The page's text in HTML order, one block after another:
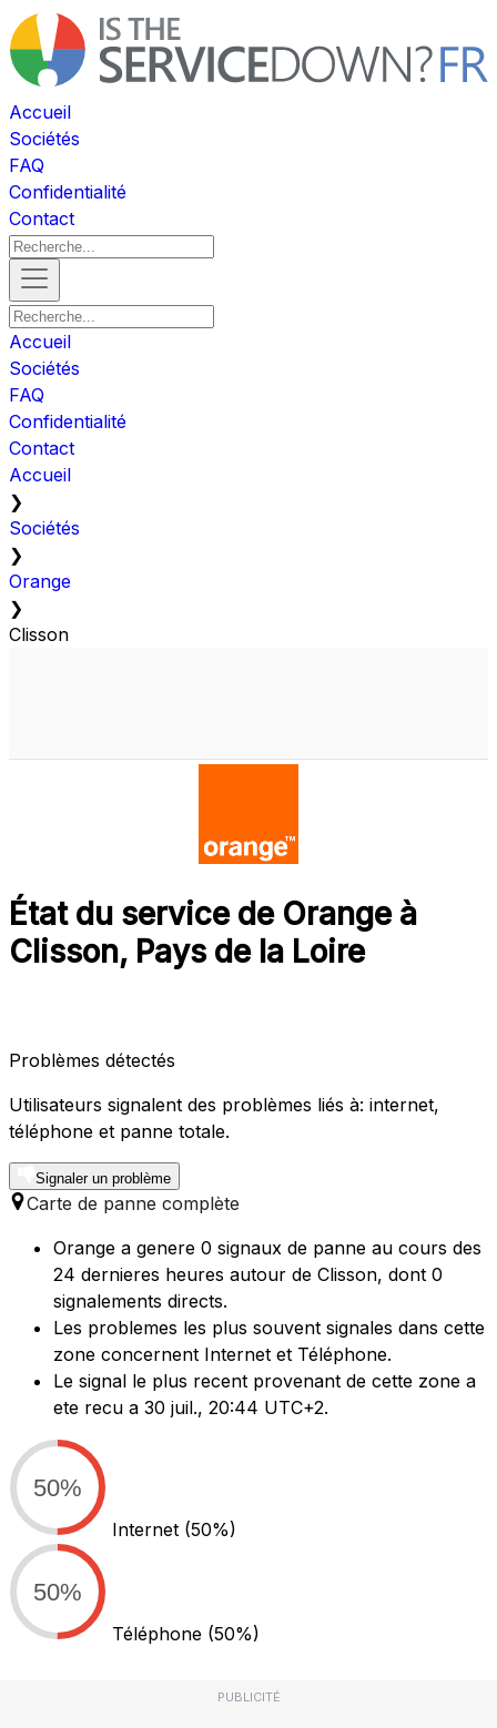
Accueil
Sociétés
FAQ
Confidentialité
Contact
Accueil
Sociétés
FAQ
Confidentialité
Contact
Accueil
❯
Sociétés
❯
Orange
❯
Clisson
État du service de Orange à
Clisson, Pays de la Loire
Problèmes détectés
Utilisateurs signalent des problèmes liés à: internet,
téléphone et panne totale.
Signaler un problème
Carte de panne complète
Orange a genere 0 signaux de panne au cours des
24 dernieres heures autour de Clisson, dont 0
signalements directs.
Les problemes les plus souvent signales dans cette
zone concernent Internet et Téléphone.
Le signal le plus recent provenant de cette zone a
ete recu a 30 juil., 20:44 UTC+2.
50%
Internet (50%)
50%
Téléphone (50%)
PUBLICITÉ